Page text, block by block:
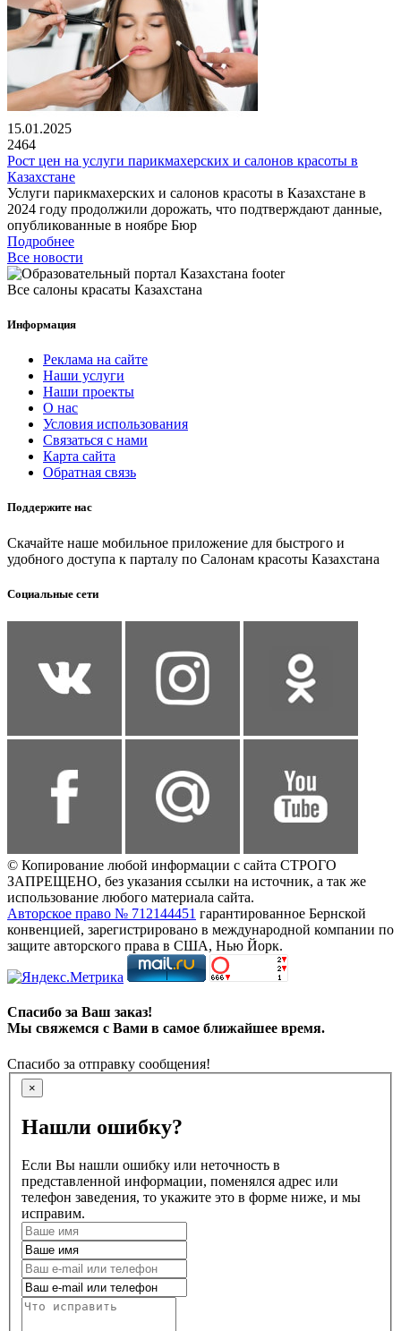
15.01.2025
2464
Рост цен на услуги парикмахерских и салонов красоты в
Казахстане
Услуги парикмахерских и салонов красоты в Казахстане в
2024 году продолжили дорожать, что подтверждают данные,
опубликованные в ноябре Бюр
Подробнее
Все новости
Все салоны красаты Казахстана
Информация
Реклама на сайте
Наши услуги
Наши проекты
О нас
Условия использования
Связаться с нами
Карта сайта
Обратная связь
Поддержите нас
Скачайте наше мобильное приложение для быстрого и
удобного доступа к парталу по Салонам красоты Казахстана
Социальные сети
© Копирование любой информации с сайта СТРОГО
ЗАПРЕЩЕНО, без указания ссылки на источник, а так же
использование любого материала сайта.
Авторское право № 712144451 гарантированное Бернской
конвенцией, зарегистрировано в международной компании по
защите авторского права в США, Нью Йорк.
Спасибо за Ваш заказ!
Мы свяжемся с Вами в самое ближайшее время.
Спасибо за отправку сообщения!
×
Нашли ошибку?
Если Вы нашли ошибку или неточность в
представленной информации, поменялся адрес или
телефон заведения, то укажите это в форме ниже, и мы
исправим.